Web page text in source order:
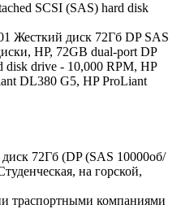
SCSI (SAS) hard disk
Жесткий диск 72Гб DP SAS
HP, 72GB dual-port DP
disk drive - 10,000 RPM, HP
DL380 G5, HP ProLiant
72Гб (DP (SAS 10000об/
на горской,
траспортными компаниями